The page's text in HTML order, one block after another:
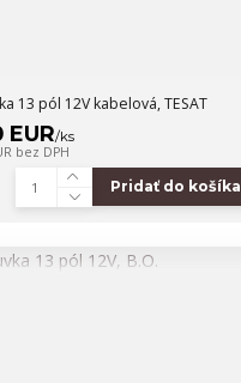
13 pól 12V kabelová, TESAT
EUR/ks
bez DPH
Pridať do košíka